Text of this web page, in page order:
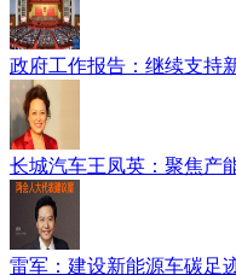
政府工作报告：继续支持
长城汽车王凤英：聚焦产
雷军：建设新能源车碳足